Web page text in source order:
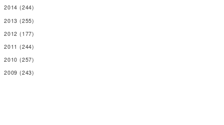
2014 (244)
2013 (255)
2012 (177)
2011 (244)
2010 (257)
2009 (243)